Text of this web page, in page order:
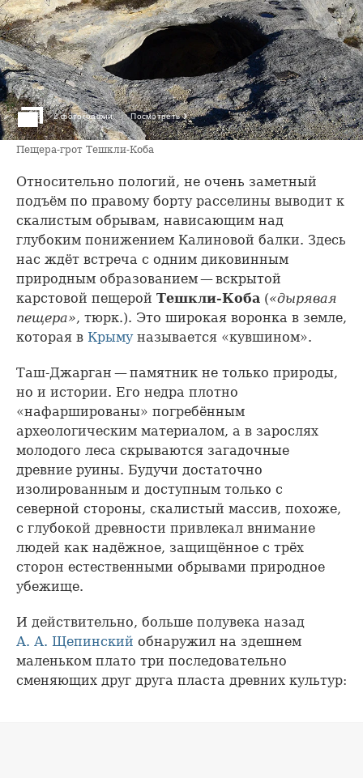
2 фотографии Посмотреть ›
Пещера-грот Тешкли-Коба
Относительно пологий, не очень заметный
подъём по правому борту расселины выводит к
скалистым обрывам, нависающим над
глубоким понижением Калиновой балки. Здесь
нас ждёт встреча с одним диковинным
природным образованием — вскрытой
карстовой пещерой Тешкли-Коба («дырявая
пещера», тюрк.). Это широкая воронка в земле,
которая в Крымуназывается «кувшином».
Таш-Джарган — памятник не только природы,
но и истории. Его недра плотно
«нафаршированы» погребённым
археологическим материалом, а в зарослях
молодого леса скрываются загадочные
древние руины. Будучи достаточно
изолированным и доступным только с
северной стороны, скалистый массив, похоже,
с глубокой древности привлекал внимание
людей как надёжное, защищённое с трёх
сторон естественными обрывами природное
убежище.
И действительно, больше полувека назад
А. А. Щепинский обнаружил на здешнем
маленьком плато три последовательно
сменяющих друг друга пласта древних культур: